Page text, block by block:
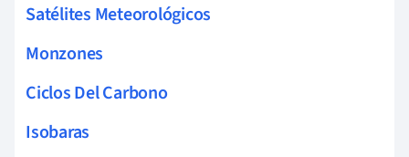
Satélites Meteorológicos
Monzones
Ciclos Del Carbono
Isobaras